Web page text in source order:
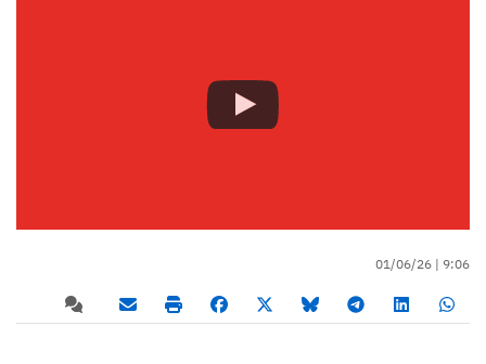
01/06/26 | 9:06